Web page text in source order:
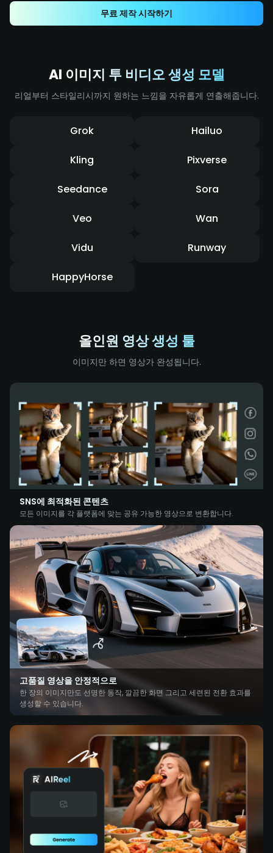
적인 속도감과 다이내믹한 에너지.
무료 제작 시작하기
AI 이미지 투 비디오 생성 모델
리얼부터 스타일리시까지 원하는 느낌을 자유롭게 연출해줍니다.
Grok Hailuo
Kling Pixverse
Seedance Sora
Veo Wan
Vidu Runway
HappyHorse
올인원 영상 생성 툴
이미지만 하면 영상가 완성됩니다.
SNS에 최적화된 콘텐츠
모든 이미지를 각 플랫폼에 맞는 공유 가능한 영상으로 변환합니다.
고품질 영상을 안정적으로
한 장의 이미지만도 선명한 동작, 깔끔한 화면 그리고 세련된 전환 효과를
생성할 수 있습니다.